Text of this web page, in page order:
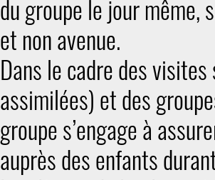
du groupe le jour même,
et non avenue.
Dans le cadre des
assimilées) et des
groupe s’engage à
auprès des enfants